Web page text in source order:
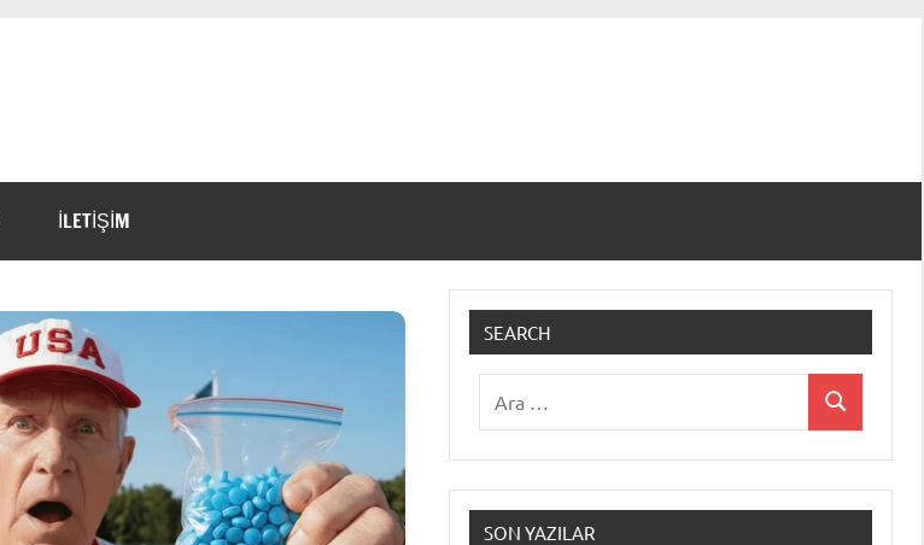
İLETİŞİM
SEARCH
Ara
SON YAZILAR